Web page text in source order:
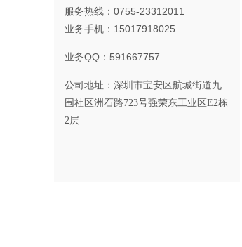
服务热线：0755-23312011
业务手机：15017918025
业务QQ：591667757
公司地址： 深圳市宝安区航城街道九
围社区洲石路723号强荣东工业区E2栋
2层